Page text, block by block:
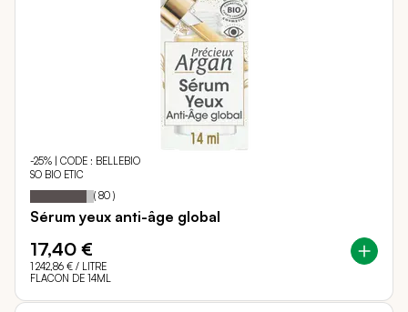
-25% | CODE : BELLEBIO
SO BIO ETIC
Notation: 89
% of
( 80 )
Sérum yeux anti-âge global
17,40 €
1 242,86 € / LITRE
FLACON DE 14ML